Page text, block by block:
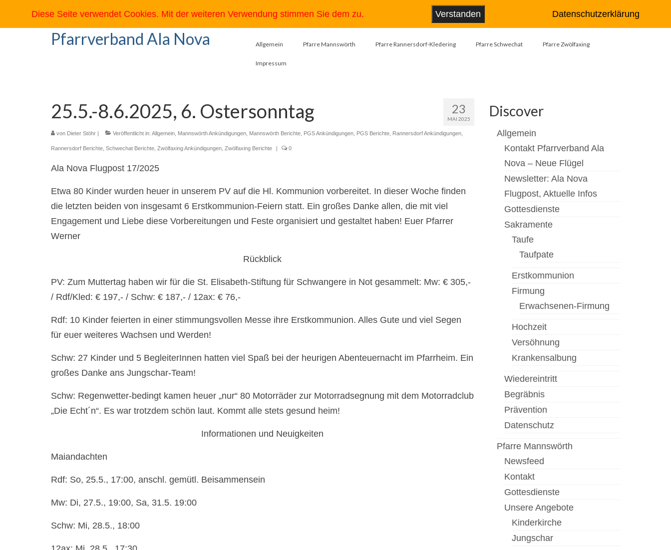
Pfarrverband Ala Nova Allgemein Pfarre Mannswörth Pfarre Rannersdorf-Kledering Pfarre Schwechat Pfarre Zwölfaxing
Impressum
23
MAI 2025
25.5.-8.6.2025, 6. Ostersonntag
von Dieter Stöhr | Veröffentlicht in: Allgemein Mannswörth Ankündigungen Mannswörth Berichte PGS Ankündigungen PGS Berichte Rannersdorf Ankündigungen
Rannersdorf Berichte Schwechat Berichte Zwölfaxing Ankündigungen Zwölfaxing Berichte | 0
Ala Nova Flugpost 17/2025
Etwa 80 Kinder wurden heuer in unserem PV auf die Hl. Kommunion vorbereitet. In dieser Woche finden
die letzten beiden von insgesamt 6 Erstkommunion-Feiern statt. Ein großes Danke allen, die mit viel
Engagement und Liebe diese Vorbereitungen und Feste organisiert und gestaltet haben! Euer Pfarrer
Werner
Rückblick
PV: Zum Muttertag haben wir für die St. Elisabeth-Stiftung für Schwangere in Not gesammelt: Mw: € 305,-
/ Rdf/Kled: € 197,- / Schw: € 187,- / 12ax: € 76,-
Rdf: 10 Kinder feierten in einer stimmungsvollen Messe ihre Erstkommunion. Alles Gute und viel Segen
für euer weiteres Wachsen und Werden!
Schw: 27 Kinder und 5 BegleiterInnen hatten viel Spaß bei der heurigen Abenteuernacht im Pfarrheim. Ein
großes Danke ans Jungschar-Team!
Schw: Regenwetter-bedingt kamen heuer „nur“ 80 Motorräder zur Motorradsegnung mit dem Motorradclub
„Die Echt´n“. Es war trotzdem schön laut. Kommt alle stets gesund heim!
Informationen und Neuigkeiten
Maiandachten
Rdf: So, 25.5., 17:00, anschl. gemütl. Beisammensein
Mw: Di, 27.5., 19:00, Sa, 31.5. 19:00
Schw: Mi, 28.5., 18:00
Discover
Allgemein
Kontakt Pfarrverband Ala
Nova – Neue Flügel
Newsletter: Ala Nova
Flugpost, Aktuelle Infos
Gottesdienste
Sakramente
Taufe
Taufpate
Erstkommunion
Firmung
Erwachsenen-Firmung
Hochzeit
Versöhnung
Krankensalbung
Wiedereintritt
Begräbnis
Prävention
Datenschutz
Pfarre Mannswörth
Newsfeed
Kontakt
Gottesdienste
Unsere Angebote
Kinderkirche
Jungschar
Diese Seite verwendet Cookies. Mit der weiteren Verwendung stimmen Sie dem zu. Verstanden Datenschutzerklärung